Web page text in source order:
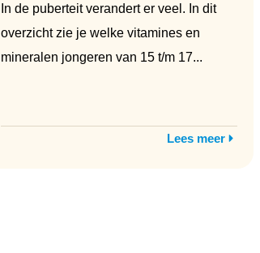
In de puberteit verandert er veel. In dit
overzicht zie je welke vitamines en
mineralen jongeren van 15 t/m 17...
Lees meer